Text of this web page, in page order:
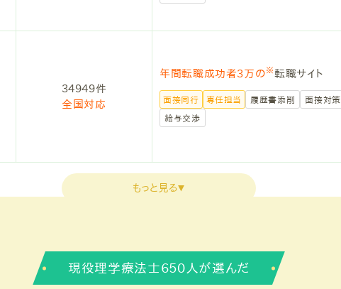
34949件
全国対応
年間転職成功者3万の※転職サイト
面接同行 専任担当 履歴書添削 面接対策
給与交渉
もっと見る▼
現役理学療法士650人が選んだ